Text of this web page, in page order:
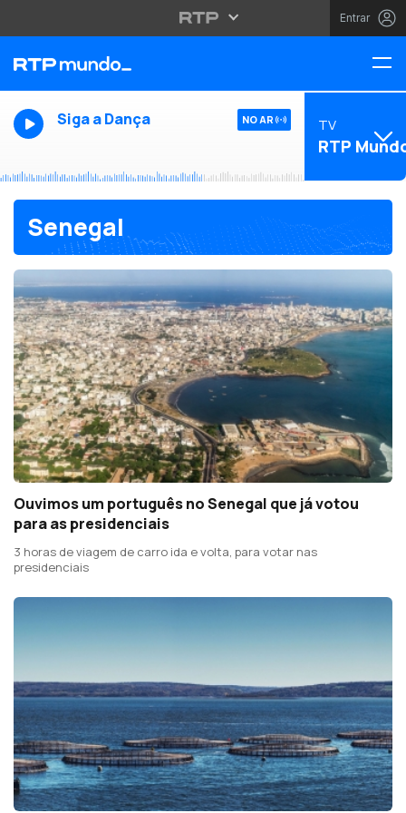
Entrar
Siga a Dança NO AR TV
RTP
Senegal
Ouvimos um português no Senegal que já votou
para as presidenciais
3 horas de viagem de carro ida e volta, para votar nas
presidenciais